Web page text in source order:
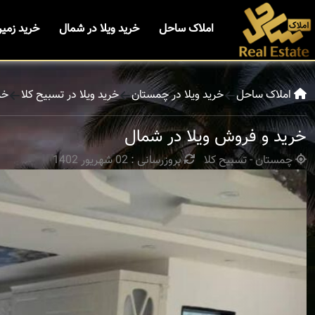
املاک ساحل خرید ویلا در شمال خرید
املاک ساحل خرید ویلا در چمستان خرید ویلا در تسبیح کلا
خرید و فروش ویلا در شمال
چمستان - تسبیح کلا بروزرسانی : 02 شهریور 1402